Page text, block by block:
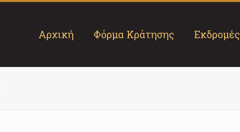
Αρχική Φόρμα Κράτησης Εκδρομές